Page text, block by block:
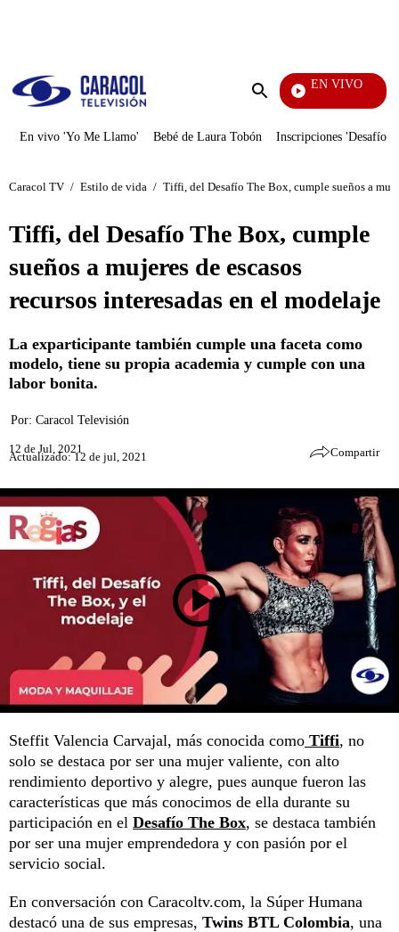
Enviar
EN VIVO
En vivo 'Yo Me Llamo' Bebé de Laura Tobón Inscripciones 'Desafío'
Caracol TV / Estilo de vida / Tiffi, del Desafío The Box, cumple sueños a
Tiffi, del Desafío The Box, cumple
sueños a mujeres de escasos
recursos interesadas en el modelaje
La exparticipante también cumple una faceta como
modelo, tiene su propia academia y cumple con una
labor bonita.
Por: Caracol Televisión
12 de Jul, 2021
Actualizado: 12 de jul, 2021 Compartir
Steffit Valencia Carvajal, más conocida como Tiffi, no
solo se destaca por ser una mujer valiente, con alto
rendimiento deportivo y alegre, pues aunque fueron las
características que más conocimos de ella durante su
participación en el Desafío The Box, se destaca también
por ser una mujer emprendedora y con pasión por el
servicio social.
En conversación con Caracoltv.com, la Súper Humana
destacó una de sus empresas, Twins BTL Colombia, una